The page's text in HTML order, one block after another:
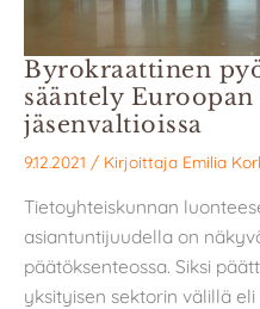
Byrokraattinen
sääntely
jäsenvaltioissa
9.12.2021 / Kirjoittaja Emilia
Tietoyhteiskunnan
asiantuntijuudella on
päätöksenteossa. Siksi
yksityisen sektorin välillä